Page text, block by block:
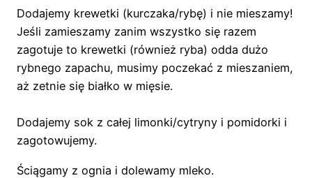
Dodajemy krewetki (kurczaka/rybę) i nie mieszamy!
Jeśli zamieszamy zanim wszystko się razem
zagotuje to krewetki (również ryba) odda dużo
rybnego zapachu, musimy poczekać z mieszaniem,
aż zetnie się białko w mięsie.
Dodajemy sok z całej limonki/cytryny i pomidorki i
zagotowujemy.
Ściągamy z ognia i dolewamy mleko.